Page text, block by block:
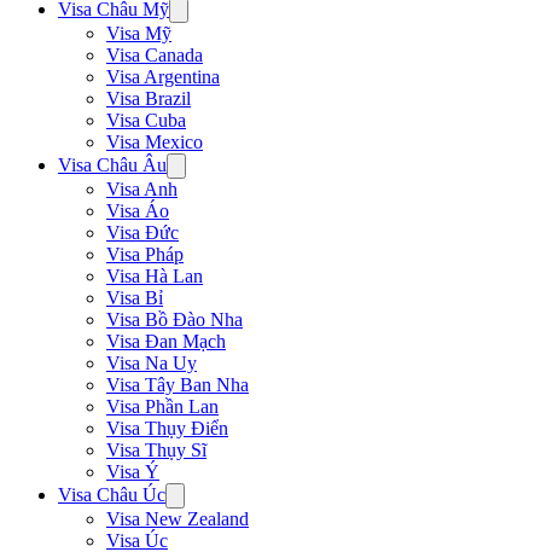
Visa Châu Mỹ
Visa Mỹ
Visa Canada
Visa Argentina
Visa Brazil
Visa Cuba
Visa Mexico
Visa Châu Âu
Visa Anh
Visa Áo
Visa Đức
Visa Pháp
Visa Hà Lan
Visa Bỉ
Visa Bồ Đào Nha
Visa Đan Mạch
Visa Na Uy
Visa Tây Ban Nha
Visa Phần Lan
Visa Thụy Điển
Visa Thụy Sĩ
Visa Ý
Visa Châu Úc
Visa New Zealand
Visa Úc